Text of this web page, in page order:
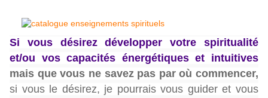
Si vous désirez développer votre spiritualité
et/ou vos capacités énergétiques et intuitives
mais que vous ne savez pas par où commencer,
si vous le désirez, je pourrais vous guider et vous